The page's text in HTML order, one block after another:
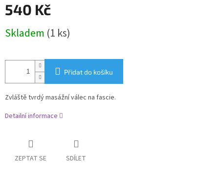
540 Kč
cena:
Skladem (1 ks)
Přidat do košíku
Zvláště tvrdý masážní válec na fascie.
Detailní informace
ZEPTAT SE SDÍLET